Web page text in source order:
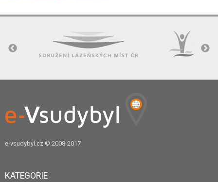
e-vsudybyl.cz © 2008-2017
KATEGORIE